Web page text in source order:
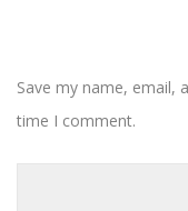
Save my name, email,
time I comment.